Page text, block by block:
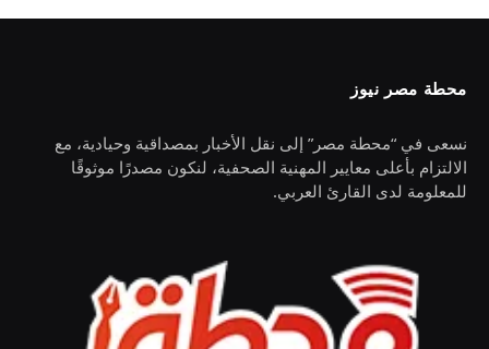
محطة مصر نيوز
نسعى في “محطة مصر” إلى نقل الأخبار بمصداقية وحيادية، مع
الالتزام بأعلى معايير المهنية الصحفية، لنكون مصدرًا موثوقًا
للمعلومة لدى القارئ العربي.